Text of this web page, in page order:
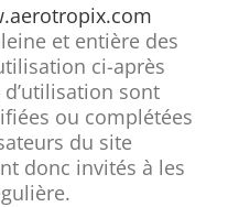
et entière des
ci-après
sont
ou complétées
du site
donc invités à les